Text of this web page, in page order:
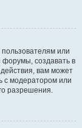
или
форумы, создавать в
вам может
с модератором или
разрешения.